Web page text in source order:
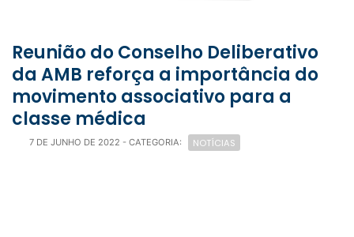
Reunião do Conselho Deliberativo
da AMB reforça a importância do
movimento associativo para a
classe médica
7 DE JUNHO DE 2022 - CATEGORIA: NOTÍCIAS